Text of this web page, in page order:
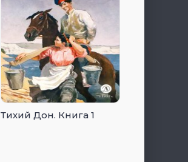
Тихий Дон. Книга 1